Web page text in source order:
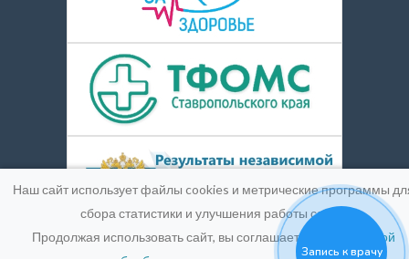
Наш сайт использует файлы cookies и метрические программы
сбора статистики и улучшения работы сайта.
Продолжая использовать сайт, вы соглашаетесь с
Политикой
Запись к врачу